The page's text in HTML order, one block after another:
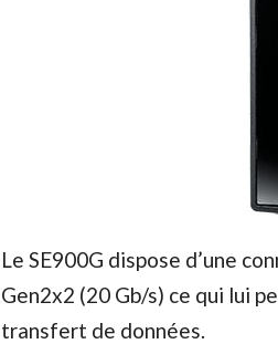
Le SE900G dispose d’une
Gen2x2 (20 Gb/s) ce qui lui
transfert de données.